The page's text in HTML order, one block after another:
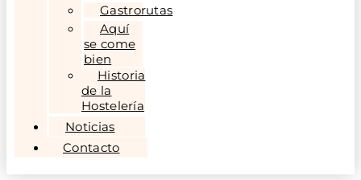
Gastrorutas
Aquí
se come
bien
Historia
de la
Hostelería
Noticias
Contacto